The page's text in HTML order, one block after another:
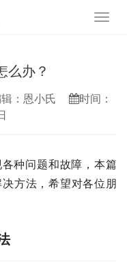
么办？
：恩小氏
时间：
种问题和故障，本篇
方法，希望对各位朋